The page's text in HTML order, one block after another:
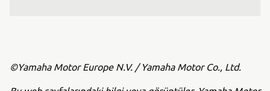
©Yamaha Motor Europe N.V. / Yamaha Motor Co., Ltd.